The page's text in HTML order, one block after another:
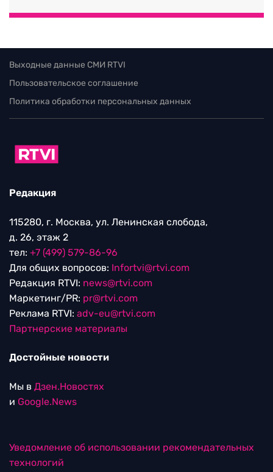
Выходные данные СМИ RTVI
Пользовательское соглашение
Политика обработки персональных данных
Редакция
115280, г. Москва, ул. Ленинская слобода,
д. 26, этаж 2
тел: +7 (499) 579-86-96
Для общих вопросов: Infortvi@rtvi.com
Редакция RTVI: news@rtvi.com
Маркетинг/PR: pr@rtvi.com
Реклама RTVI: adv-eu@rtvi.com
Партнерские материалы
Достойные новости
Мы в Дзен.Новостях
и Google.News
Уведомление об использовании рекомендательных
технологий